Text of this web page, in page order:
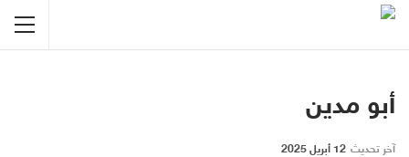
أبو مدين
آخر تحديث 12 أبريل 2025